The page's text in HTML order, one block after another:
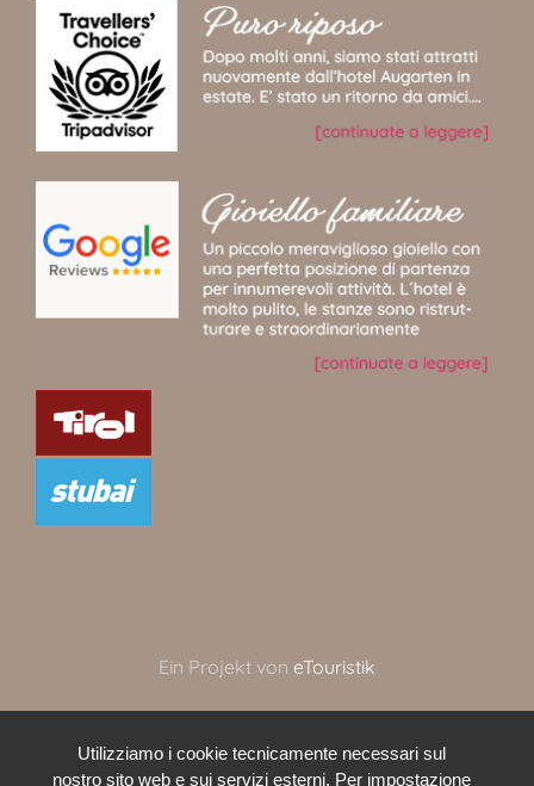
Ein Projekt von eTouristik
Utilizziamo i cookie tecnicamente necessari sul
nostro sito web e sui servizi esterni. Per impostazione